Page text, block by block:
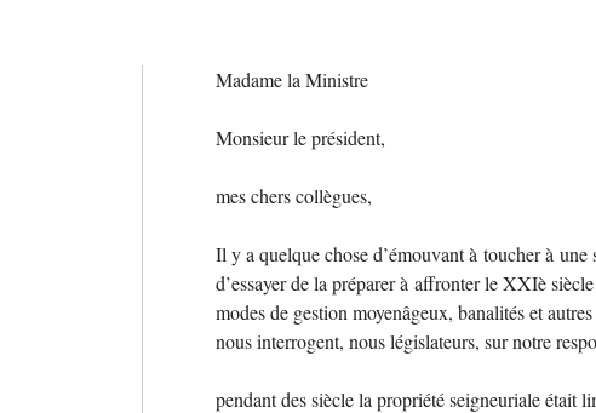
Madame la Ministre
Monsieur le président,
mes chers collègues,
Il y a quelque chose d’émouvant à toucher à une
d’essayer de la préparer à affronter leXXIè
modes de gestion moyenâgeux, banalités et
nous interrogent, nous législateurs, sur notre
pendant des siècle la propriété seigneuriale était